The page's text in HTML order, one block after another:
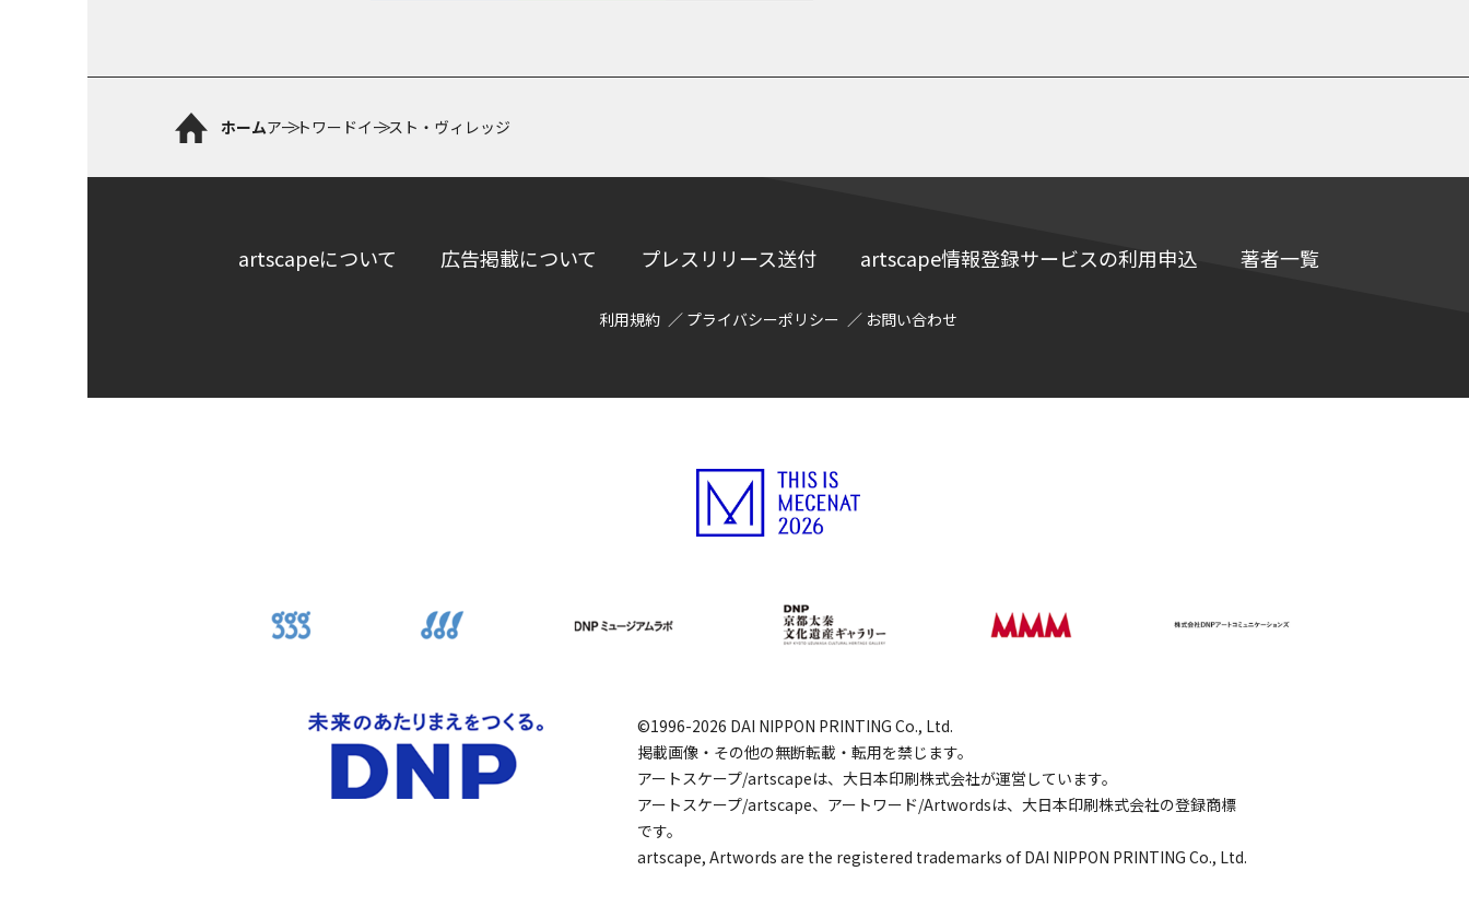
ホームアートワードイースト・ヴィレッジ
artscapeについて 広告掲載について プレスリリース送付 artscape情報登録サービスの利用申込 著者一覧
利用規約 プライバシーポリシー お問い合わせ
©1996-2026 DAI NIPPON PRINTING Co., Ltd.
掲載画像・その他の無断転載・転用を禁じます。
アートスケープ/artscapeは、大日本印刷株式会社が運営しています。
アートスケープ/artscape、アートワード/Artwordsは、大日本印刷株式会社の登録商標
です。
artscape, Artwords are the registered trademarks of DAI NIPPON PRINTING Co., Ltd.